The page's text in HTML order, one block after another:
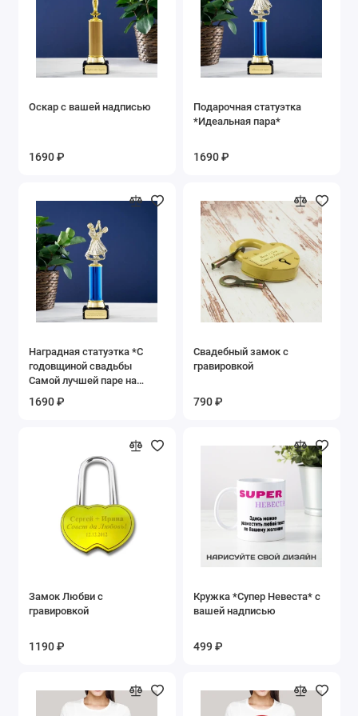
Оскар с вашей надписью
1690 ₽
Подарочная статуэтка
*Идеальная пара*
1690 ₽
Наградная статуэтка *С
годовщиной свадьбы
Самой лучшей паре на
1690 ₽
Свадебный замок с
гравировкой
790 ₽
Замок Любви с
гравировкой
1190 ₽
Кружка *Супер Невеста* с
вашей надписью
499 ₽